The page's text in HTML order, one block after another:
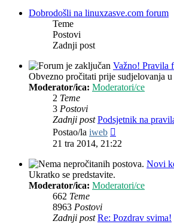
Dobrodošli na linuxzasve.com forum
Teme
Postovi
Zadnji post
Važno! Pravila
Obvezno pročitati prije sudjelovanja u
Moderator/ica: Moderatori/ce
2 Teme
3 Postovi
Zadnji post Podsjetnik na
Postao/la iweb
post
21 tra 2014, 21:22
Novi
Ukratko se predstavite.
Moderator/ica: Moderatori/ce
662 Teme
8963 Postovi
Zadnji post Re: Pozdrav svima!